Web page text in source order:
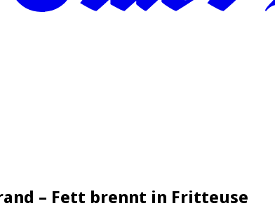
– Fett brennt in Fritteuse